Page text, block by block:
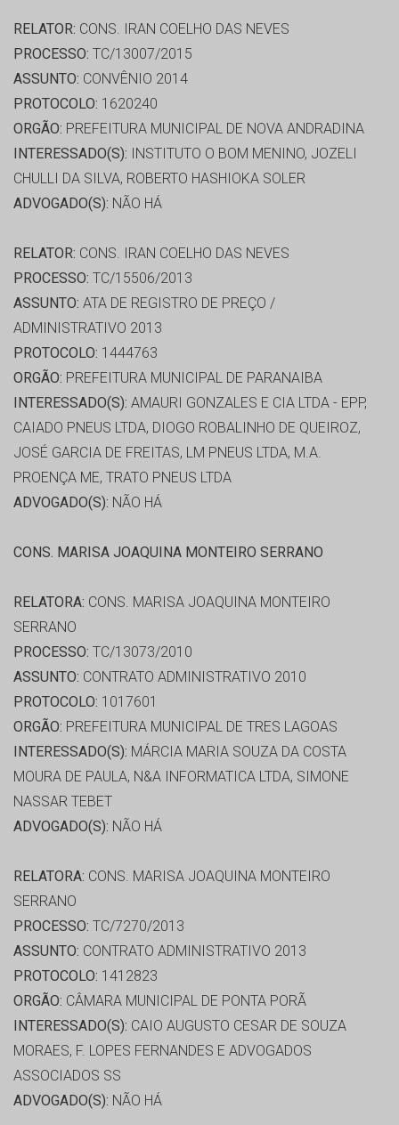
RELATOR: CONS. IRAN COELHO DAS NEVES
PROCESSO: TC/13007/2015
ASSUNTO: CONVÊNIO 2014
PROTOCOLO: 1620240
ORGÃO: PREFEITURA MUNICIPAL DE NOVA ANDRADINA
INTERESSADO(S): INSTITUTO O BOM MENINO, JOZELI
CHULLI DA SILVA, ROBERTO HASHIOKA SOLER
ADVOGADO(S): NÃO HÁ
RELATOR: CONS. IRAN COELHO DAS NEVES
PROCESSO: TC/15506/2013
ASSUNTO: ATA DE REGISTRO DE PREÇO /
ADMINISTRATIVO 2013
PROTOCOLO: 1444763
ORGÃO: PREFEITURA MUNICIPAL DE PARANAIBA
INTERESSADO(S): AMAURI GONZALES E CIA LTDA - EPP,
CAIADO PNEUS LTDA, DIOGO ROBALINHO DE QUEIROZ,
JOSÉ GARCIA DE FREITAS, LM PNEUS LTDA, M.A.
PROENÇA ME, TRATO PNEUS LTDA
ADVOGADO(S): NÃO HÁ
CONS. MARISA JOAQUINA MONTEIRO SERRANO
RELATORA: CONS. MARISA JOAQUINA MONTEIRO
SERRANO
PROCESSO: TC/13073/2010
ASSUNTO: CONTRATO ADMINISTRATIVO 2010
PROTOCOLO: 1017601
ORGÃO: PREFEITURA MUNICIPAL DE TRES LAGOAS
INTERESSADO(S): MÁRCIA MARIA SOUZA DA COSTA
MOURA DE PAULA, N&A INFORMATICA LTDA, SIMONE
NASSAR TEBET
ADVOGADO(S): NÃO HÁ
RELATORA: CONS. MARISA JOAQUINA MONTEIRO
SERRANO
PROCESSO: TC/7270/2013
ASSUNTO: CONTRATO ADMINISTRATIVO 2013
PROTOCOLO: 1412823
ORGÃO: CÂMARA MUNICIPAL DE PONTA PORÃ
INTERESSADO(S): CAIO AUGUSTO CESAR DE SOUZA
MORAES, F. LOPES FERNANDES E ADVOGADOS
ASSOCIADOS SS
ADVOGADO(S): NÃO HÁ